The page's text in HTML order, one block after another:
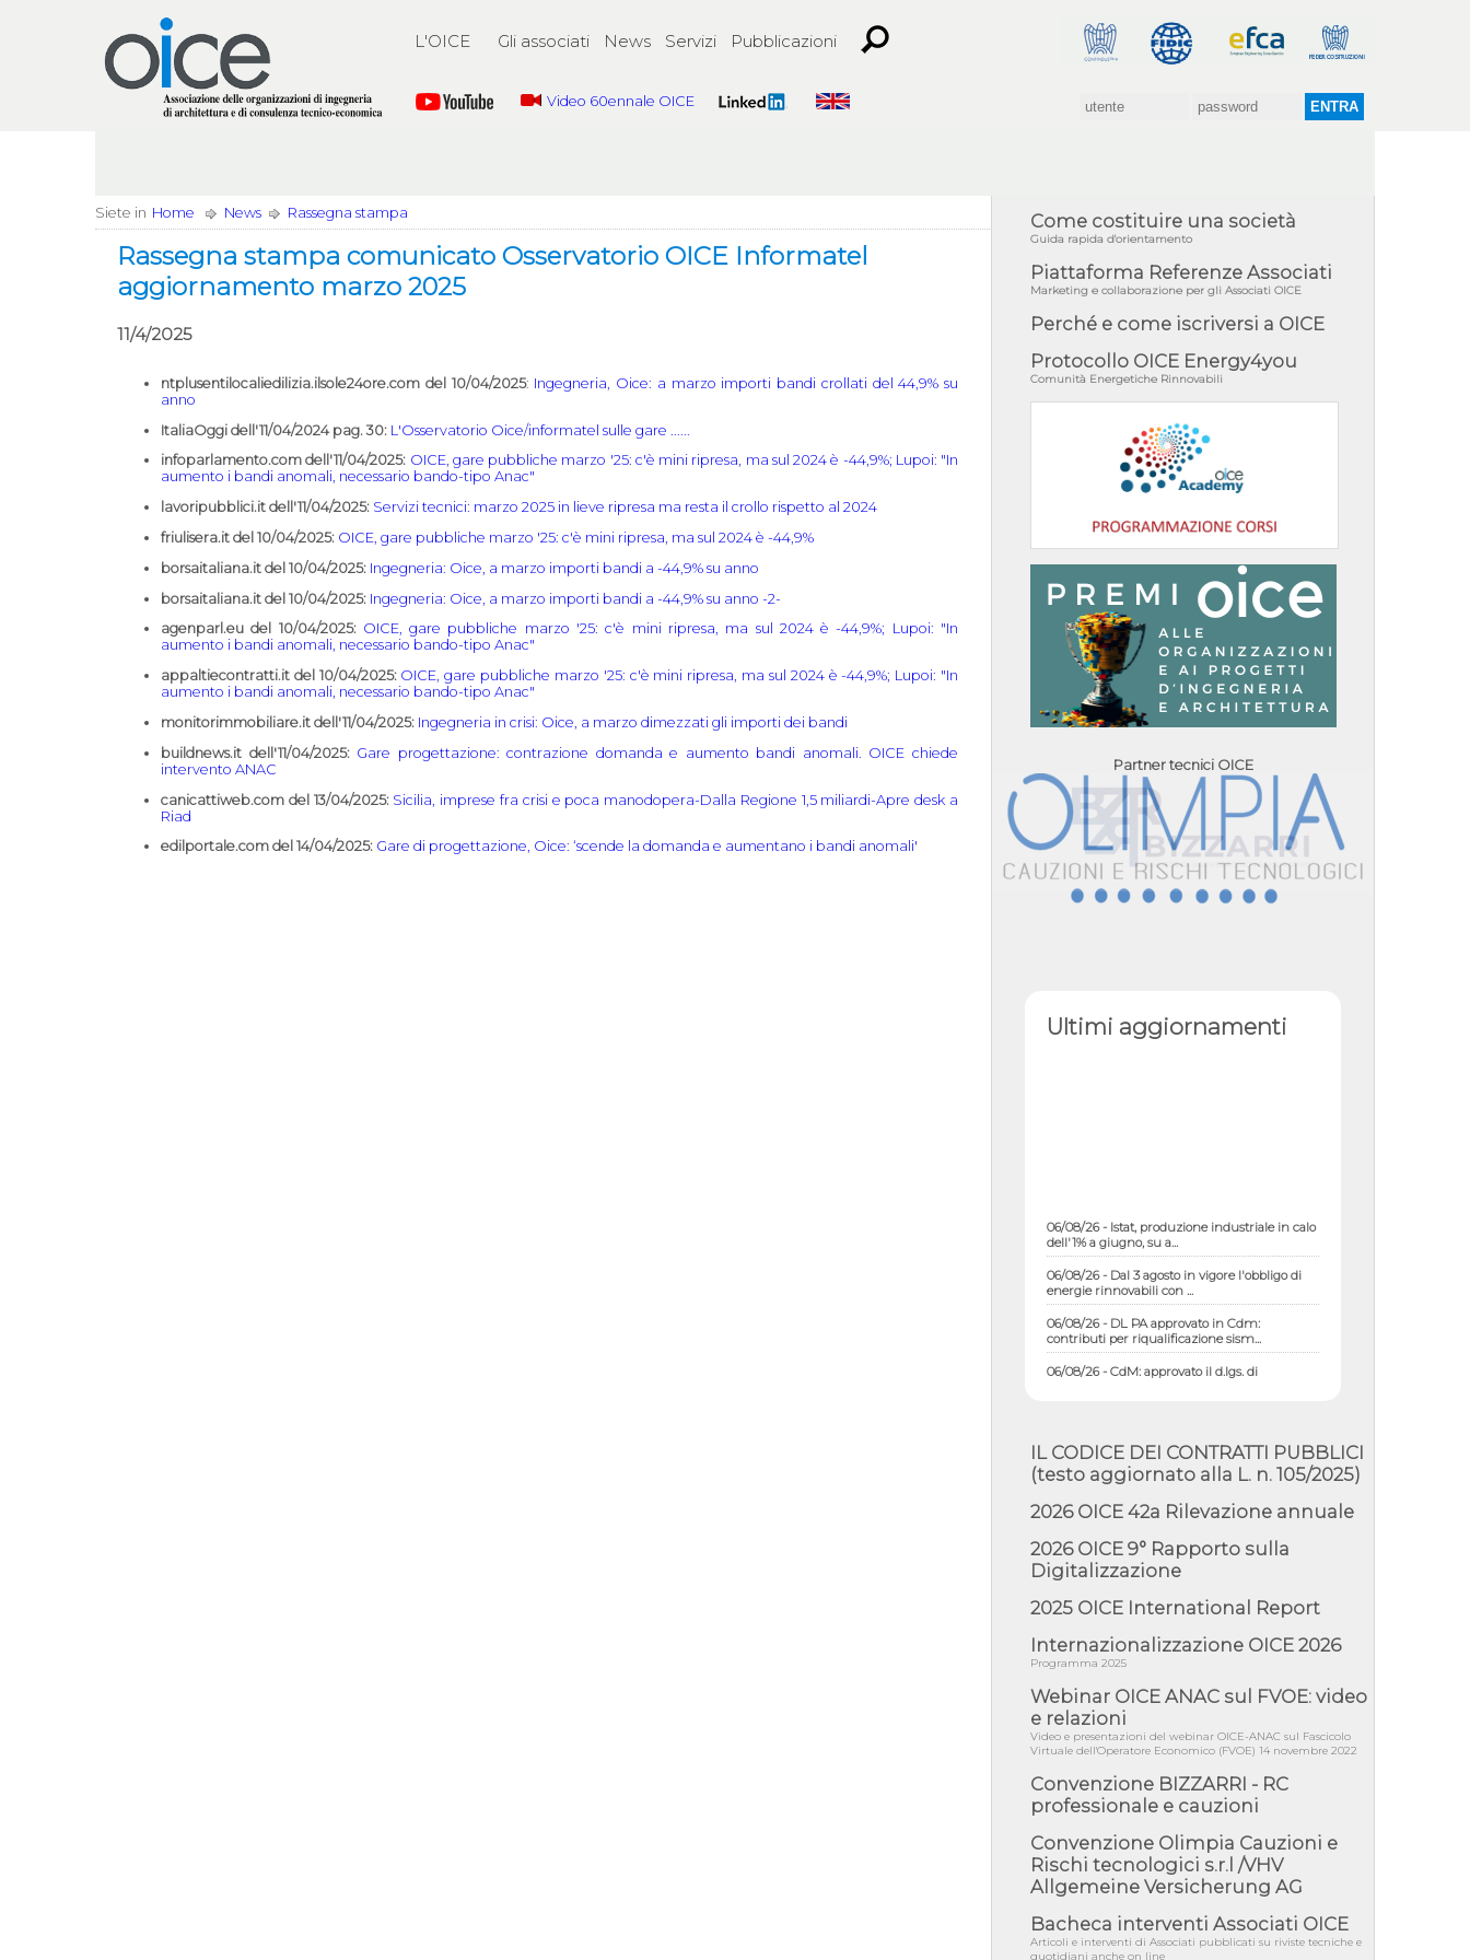
L'OICE Gli associati News Servizi Pubblicazioni
Video 60ennale OICE
Siete in Home News Rassegna stampa
Rassegna stampa comunicato Osservatorio OICE Informatel
aggiornamento marzo 2025
11/4/2025
ntplusentilocaliedilizia.ilsole24ore.com del 10/04/2025: Ingegneria, Oice: a marzo importi bandi crollati del 44,9% su
anno
ItaliaOggi dell'11/04/2024 pag. 30: L'Osservatorio Oice/informatel sulle gare ......
infoparlamento.com dell'11/04/2025: OICE, gare pubbliche marzo '25: c'è mini ripresa, ma sul 2024 è -44,9%; Lupoi: "In
aumento i bandi anomali, necessario bando-tipo Anac"
lavoripubblici.it dell'11/04/2025: Servizi tecnici: marzo 2025 in lieve ripresa ma resta il crollo rispetto al 2024
friulisera.it del 10/04/2025: OICE, gare pubbliche marzo '25: c'è mini ripresa, ma sul 2024 è -44,9%
borsaitaliana.it del 10/04/2025: Ingegneria: Oice, a marzo importi bandi a -44,9% su anno
borsaitaliana.it del 10/04/2025: Ingegneria: Oice, a marzo importi bandi a -44,9% su anno -2-
agenparl.eu del 10/04/2025: OICE, gare pubbliche marzo '25: c'è mini ripresa, ma sul 2024 è -44,9%; Lupoi: "In
aumento i bandi anomali, necessario bando-tipo Anac"
appaltiecontratti.it del 10/04/2025: OICE, gare pubbliche marzo '25: c'è mini ripresa, ma sul 2024 è -44,9%; Lupoi: "In
aumento i bandi anomali, necessario bando-tipo Anac"
monitorimmobiliare.it dell'11/04/2025: Ingegneria in crisi: Oice, a marzo dimezzati gli importi dei bandi
buildnews.it dell'11/04/2025: Gare progettazione: contrazione domanda e aumento bandi anomali. OICE chiede
intervento ANAC
canicattiweb.com del 13/04/2025: Sicilia, imprese fra crisi e poca manodopera-Dalla Regione 1,5 miliardi-Apre desk a
Riad
edilportale.com del 14/04/2025: Gare di progettazione, Oice: ‘scende la domanda e aumentano i bandi anomali'
Come costituire una società
Guida rapida d'orientamento
Piattaforma Referenze Associati
Marketing e collaborazione per gli Associati OICE
Perché e come iscriversi a OICE
Protocollo OICE Energy4you
Comunità Energetiche Rinnovabili
Partner tecnici OICE
Ultimi aggiornamenti
dell'1% a giugno, su a...
energie rinnovabili con ...
contributi per riqualificazione sism...
adeguamento all’AI Act in mate...
05/08/26 - DL Infrastrutture e PNRR è legge:
approvata oggi la fiducia...
05/08/26 - Focus OICE sul DDL di riforma
della responsabilità amminist...
05/08/26 - Anac: pubblicata la Relazione
illustrativa al Bando tipo 2 s...
05/08/26 - SAVE THE DATE: Assemblea
Pubblica Confindustria Professioni ...
05/08/26 - Successo OICE per il bando della
Città metropolitana di Reg...
05/08/26 - Lettera OICE per il bando della
Giunta Regionale della Campa...
04/08/26 - DL PA: previste cancellazioni da
elenchi professionisti per ...
04/08/26 - International Sustainable
Buildings Competition - COP31, An...
04/08/26 - CdS, project financing: progetto di
fattibilità da impugnar...
04/08/26 - Rapporto Anac corruzione 2020-
04/08/26 - CdS: partecipazione alla gara non
equivale ad acquiescenza r...
IL CODICE DEI CONTRATTI PUBBLICI
(testo aggiornato alla L. n. 105/2025)
2026 OICE 42a Rilevazione annuale
2026 OICE 9° Rapporto sulla
Digitalizzazione
2025 OICE International Report
Internazionalizzazione OICE 2026
Programma 2025
Webinar OICE ANAC sul FVOE: video
e relazioni
Video e presentazioni del webinar OICE-ANAC sul Fascicolo
Virtuale dell'Operatore Economico (FVOE) 14 novembre 2022
Convenzione BIZZARRI - RC
professionale e cauzioni
Convenzione Olimpia Cauzioni e
Rischi tecnologici s.r.l /VHV
Allgemeine Versicherung AG
Bacheca interventi Associati OICE
Articoli e interventi di Associati pubblicati su riviste tecniche e
quotidiani anche on line